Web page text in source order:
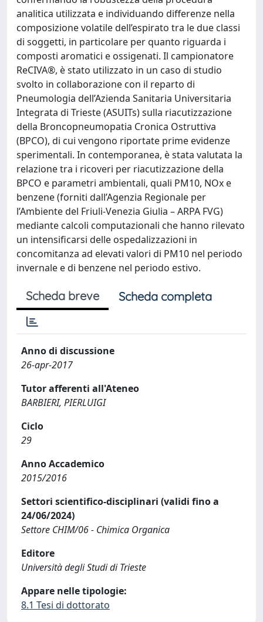
analitica utilizzata e individuando differenze nella
composizione volatile dell’espirato tra le due classi
di soggetti, in particolare per quanto riguarda i
composti aromatici e ossigenati. Il campionatore
ReCIVA®, è stato utilizzato in un caso di studio
svolto in collaborazione con il reparto di
Pneumologia dell’Azienda Sanitaria Universitaria
Integrata di Trieste (ASUITs) sulla riacutizzazione
della Broncopneumopatia Cronica Ostruttiva
(BPCO), di cui vengono riportate prime evidenze
sperimentali. In contemporanea, è stata valutata la
relazione tra i ricoveri per riacutizzazione della
BPCO e parametri ambientali, quali PM10, NOx e
benzene (forniti dall’Agenzia Regionale per
l’Ambiente del Friuli-Venezia Giulia – ARPA FVG)
mediante calcoli computazionali che hanno rilevato
un intensificarsi delle ospedalizzazioni in
concomitanza ad elevati valori di PM10 nel periodo
invernale e di benzene nel periodo estivo.
Scheda breve Scheda completa
Anno di discussione
26-apr-2017
Tutor afferenti all'Ateneo
BARBIERI, PIERLUIGI
Ciclo
29
Anno Accademico
2015/2016
Settori scientifico-disciplinari (validi fino a
24/06/2024)
Settore CHIM/06 - Chimica Organica
Editore
Università degli Studi di Trieste
Appare nelle tipologie:
8.1 Tesi di dottorato